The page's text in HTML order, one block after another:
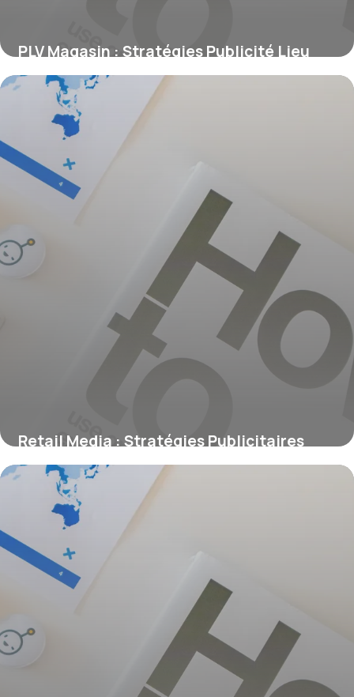
PLV Magasin : Stratégies Publicité Lieu
Vente
14 juin 2026
Retail Media : Stratégies Publicitaires
2026
9 juin 2026